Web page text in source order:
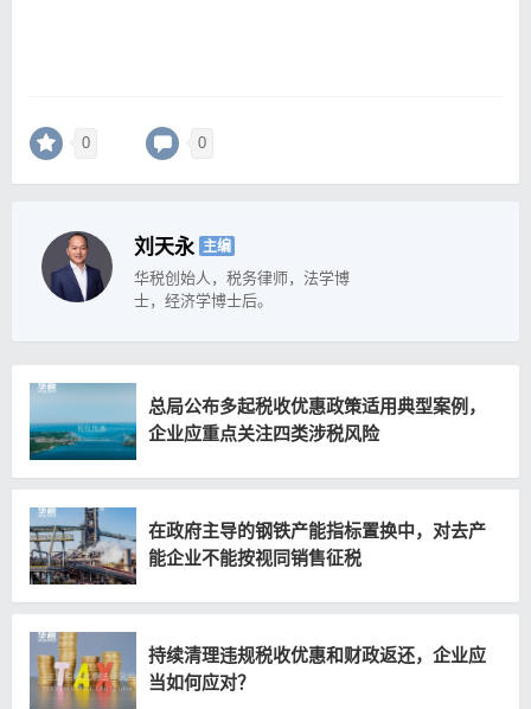
0 0
刘天永 主编
华税创始人，税务律师，法学博
士，经济学博士后。
总局公布多起税收优惠政策适用典型案例，
企业应重点关注四类涉税风险
在政府主导的钢铁产能指标置换中，对去产
能企业不能按视同销售征税
持续清理违规税收优惠和财政返还，企业应
当如何应对？